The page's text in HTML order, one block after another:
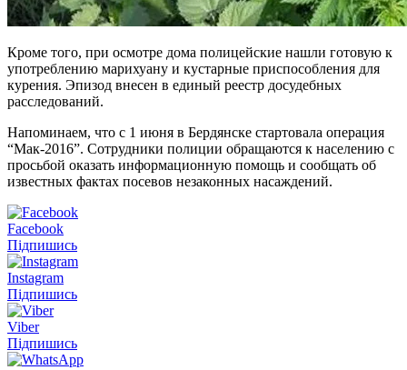
Кроме того, при осмотре дома полицейские нашли готовую к
употреблению марихуану и кустарные приспособления для
курения. Эпизод внесен в единый реестр досудебных
расследований.
Напоминаем, что с 1 июня в Бердянске стартовала операция
“Мак-2016”. Сотрудники полиции обращаются к населению с
просьбой оказать информационную помощь и сообщать об
известных фактах посевов незаконных насаждений.
Facebook
Підпишись
Instagram
Підпишись
Viber
Підпишись